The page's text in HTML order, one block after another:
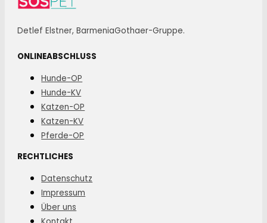
Detlef Elstner, BarmeniaGothaer-Gruppe.
ONLINEABSCHLUSS
Hunde-OP
Hunde-KV
Katzen-OP
Katzen-KV
Pferde-OP
RECHTLICHES
Datenschutz
Impressum
Über uns